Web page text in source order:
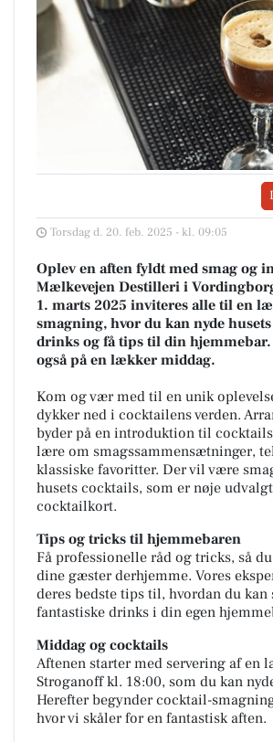
Torsdag d. 20. feb. 2025 - kl. 09:05
Oplev en aften fyldt med smag og
Mælkevejen Destilleri i
1. marts 2025 inviteres alle til en
smagning, hvor du kan nyde
drinks og få tips til din
også på en lækker middag.
Kom og vær med til en unik
dykker ned i cocktailens verden.
byder på en introduktion til
lære om smagssammensætninger,
klassiske favoritter. Der vil være
husets cocktails, som er nøje
cocktailkort.
Tips og tricks til hjemmebaren
Få professionelle råd og tricks, så
dine gæster derhjemme. Vores
deres bedste tips til, hvordan du kan
fantastiske drinks i din egen
Middag og cocktails
Aftenen starter med servering af en
Stroganoff kl. 18:00, som du kan
Herefter begynder cocktail-
hvor vi skåler for en fantastisk aften.